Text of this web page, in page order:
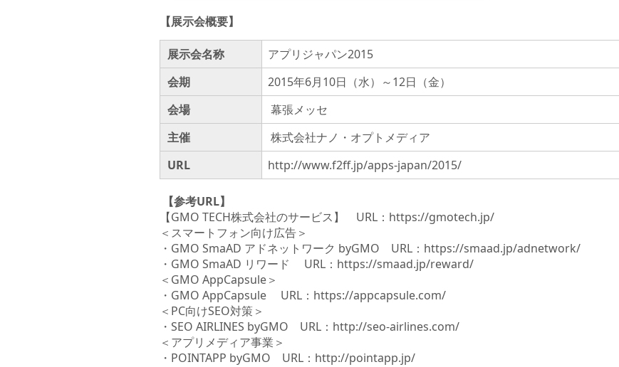
【展示会概要】
展示会名称
アプリジャパン2015
会期
2015年6月10日（水）～12日（金）
会場
幕張メッセ
主催
株式会社ナノ・オプトメディア
URL
http://www.f2ff.jp/apps-japan/2015/
【参考URL】
【GMO TECH株式会社のサービス】 URL： https://gmotech.jp/
＜スマートフォン向け広告＞
・GMO SmaAD アドネットワーク byGMO URL：https://smaad.jp/adnetwork/
・GMO SmaAD リワード URL：https://smaad.jp/reward/
＜GMO AppCapsule＞
・GMO AppCapsule URL：https://appcapsule.com/
＜PC向けSEO対策＞
・SEO AIRLINES byGMO URL： http://seo-airlines.com/
＜アプリメディア事業＞
・POINTAPP byGMO URL：http://pointapp.jp/